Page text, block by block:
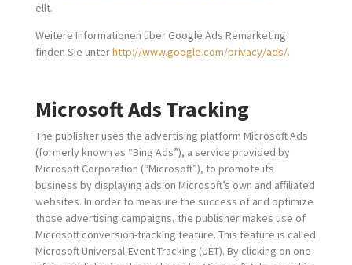
ellt.
Weitere Informationen über Google Ads Remarketing
finden Sie unterhttp://www.google.com/privacy/ads/.
Microsoft Ads Tracking
The publisher uses the advertising platform Microsoft Ads
(formerly known as “Bing Ads”), a service provided by
Microsoft Corporation (“Microsoft”), to promote its
business by displaying ads on Microsoft’s own and affiliated
websites. In order to measure the success of and optimize
those advertising campaigns, the publisher makes use of
Microsoft conversion-tracking feature. This feature is called
Microsoft Universal-Event-Tracking (UET). By clicking on one